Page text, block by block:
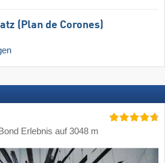
(Plan de Corones)
Erlebnis auf 3048 m